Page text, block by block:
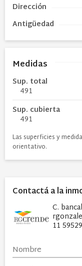
Dirección
Antigüedad
Medidas
Sup. total
491
Sup. cubierta
491
Las superficies y
orientativo.
Contactá a la
C.
11